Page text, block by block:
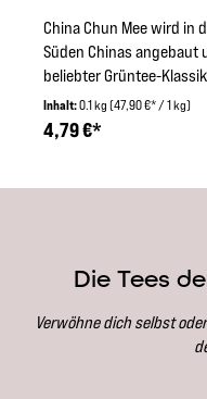
China Chun Mee wird in
Süden Chinas angebaut
beliebter Grüntee-
Tradition. Chun Mee
da das Blatt an die
chinesischen Schönheit
aus.ZubereitungFür die
lassen.ZutatenGrüner
kontrolliert
Standards gehandelt |
Kontrollstelle DE-ÖKO-
Inhalt:0.1 kg(47,90 €* / 1 kg)
4,79 €*
Die Tees
Verwöhne dich selbst